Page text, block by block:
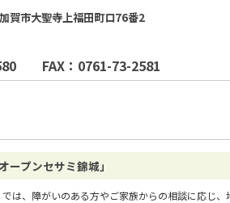
賀市大聖寺上福田町ロ76番2
FAX：0761-73-2581
プンセサミ錦城」
では、障がいのある方やご家族からの相談に応じ